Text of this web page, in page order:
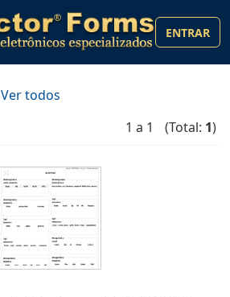
ENTRAR
Ver todos
1 a 1
(Total: 1)